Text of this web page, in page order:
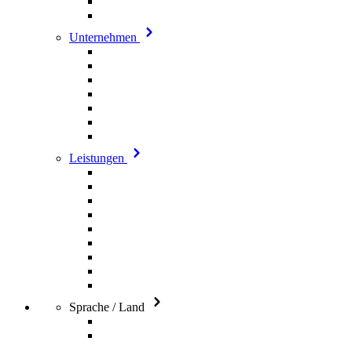
Unternehmen
Leistungen
Sprache / Land